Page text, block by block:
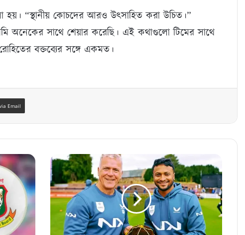
“স্থানীয় কোচদের আরও উত্সাহিত করা উচিত।”
সাথে শেয়ার করেছি। এই কথাগুলো টিমের সাথে
বক্তব্যের সঙ্গে একমত।
Email
সাকিব
এবার
খোলছেন
বরণ
সারের